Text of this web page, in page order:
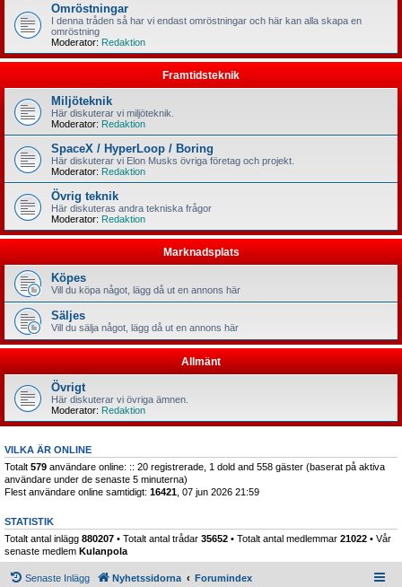
Omröstningar
I denna tråden så har vi endast omröstningar och här kan alla skapa en
omröstning
Moderator: Redaktion
Framtidsteknik
Miljöteknik
Här diskuterar vi miljöteknik.
Moderator: Redaktion
SpaceX / HyperLoop / Boring
Här diskuterar vi Elon Musks övriga företag och projekt.
Moderator: Redaktion
Övrig teknik
Här diskuteras andra tekniska frågor
Moderator: Redaktion
Marknadsplats
Köpes
Vill du köpa något, lägg då ut en annons här
Säljes
Vill du sälja något, lägg då ut en annons här
Allmänt
Övrigt
Här diskuterar vi övriga ämnen.
Moderator: Redaktion
VILKA ÄR ONLINE
Totalt 579 användare online: :: 20 registrerade, 1 dold and 558 gäster (baserat på aktiva
användare under de senaste 5 minuterna)
Flest användare online samtidigt: 16421 , 07 jun 2026 21:59
STATISTIK
Totalt antal inlägg 880207 • Totalt antal trådar 35652 • Totalt antal medlemmar 21022 • Vår
senaste medlem Kulanpola
Senaste Inlägg Nyhetssidorna Forumindex